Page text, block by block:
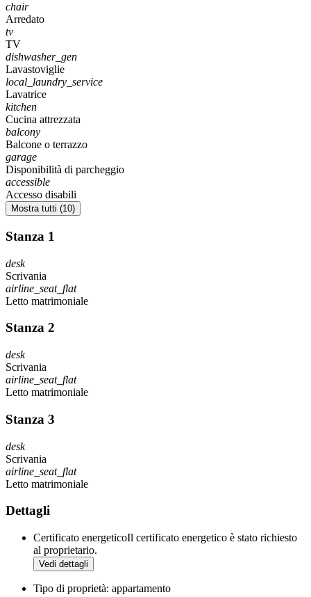
chair
Arredato
tv
TV
dishwasher_gen
Lavastoviglie
local_laundry_service
Lavatrice
kitchen
Cucina attrezzata
balcony
Balcone o terrazzo
garage
Disponibilità di parcheggio
accessible
Accesso disabili
Mostra tutti (10)
Stanza 1
desk
Scrivania
airline_seat_flat
Letto matrimoniale
Stanza 2
desk
Scrivania
airline_seat_flat
Letto matrimoniale
Stanza 3
desk
Scrivania
airline_seat_flat
Letto matrimoniale
Dettagli
Certificato energeticoIl certificato energetico è stato richiesto
al proprietario.
Vedi dettagli
Tipo di proprietà: appartamento